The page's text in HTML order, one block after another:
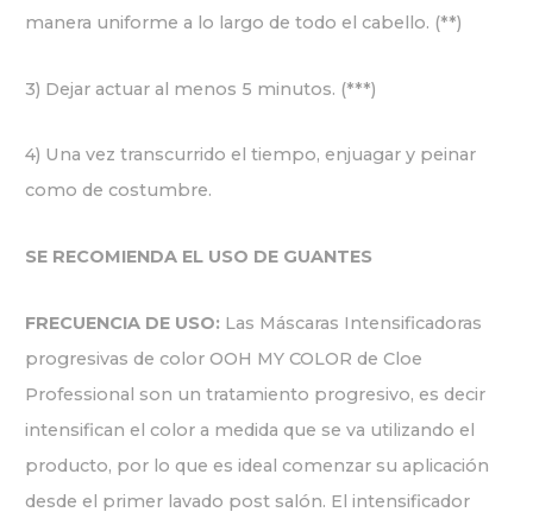
manera uniforme a lo largo de todo el cabello. (**)
3) Dejar actuar al menos 5 minutos. (***)
4) Una vez transcurrido el tiempo, enjuagar y peinar
como de costumbre.
SE RECOMIENDA EL USO DE GUANTES
FRECUENCIA DE USO: Las Máscaras Intensificadoras
progresivas de color OOH MY COLOR de Cloe
Professional son un tratamiento progresivo, es decir
intensifican el color a medida que se va utilizando el
producto, por lo que es ideal comenzar su aplicación
desde el primer lavado post salón. El intensificador